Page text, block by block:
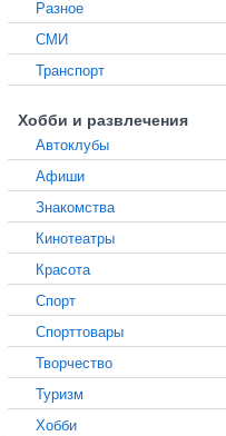
Разное
СМИ
Транспорт
Хобби и развлечения
Автоклубы
Афиши
Знакомства
Кинотеатры
Красота
Спорт
Спорттовары
Творчество
Туризм
Хобби